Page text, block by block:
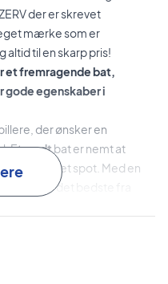
der er skrevet
mærke som er
til en skarp pris!
et fremragende bat,
gode egenskaber i
der ønsker en
Etrundtbat er nemt at
stort sweet spot. Med en
får du det bedste fra
som helhed en øget